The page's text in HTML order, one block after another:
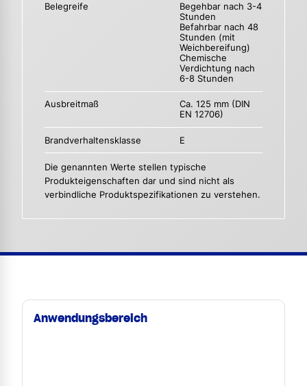
Belegreife
Begehbar nach 3-4
Stunden
Befahrbar nach 48
Stunden (mit
Weichbereifung)
Chemische
Verdichtung nach
6-8 Stunden
Ausbreitmaß
Ca. 125 mm (DIN
EN 12706)
Brandverhaltensklasse E
Die genannten Werte stellen typische
Produkteigenschaften dar und sind nicht als
verbindliche Produktspezifikationen zu verstehen.
Anwendungsbereich